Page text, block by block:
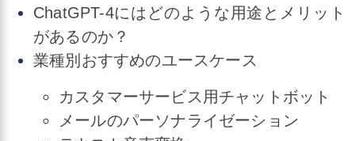
ChatGPT-4にはどのような用途とメリット
があるのか？
業種別おすすめのユースケース
カスタマーサービス用チャットボット
メールのパーソナライゼーション